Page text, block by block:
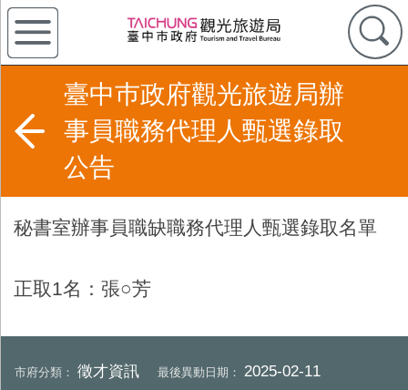
臺中巿政府觀光旅遊局辦
事員職務代理人甄選錄取
公告
秘書室辦事員職缺職務代理人甄選錄取名單
正取1名：張○芳
市府分類：徵才資訊 最後異動日期：2025-02-11